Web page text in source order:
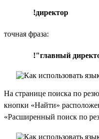
!директор
точная фраза:
!"главный
На странице поиска по
кнопки «Найти»
«Расширенный поиск по